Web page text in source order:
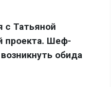
с Татьяной
проекта. Шеф-
обида